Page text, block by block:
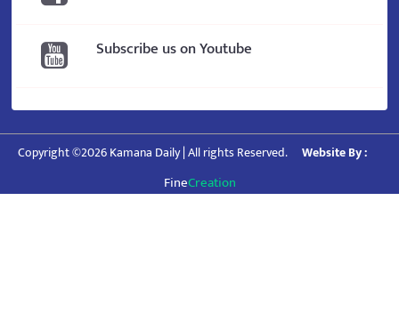
Subscribe us on Youtube
Copyright ©2026 Kamana Daily | All rights Reserved. Website By :
FineCreation